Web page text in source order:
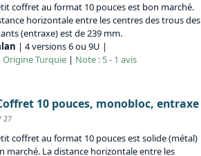
coffret au format 10 pouces est bon marché.
horizontale entre les centres des trous des
(entraxe) est de 239 mm.
| 4 versions 6 ou 9U |
OrigineTurquie | Note : 5 - 1 avis
10 pouces, monobloc, entraxe
27
coffret au format 10 pouces est solide (métal)
marché. La distance horizontale entre les